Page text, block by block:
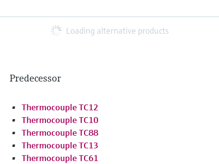
Loading alternative products
Predecessor
Thermocouple TC12
Thermocouple TC10
Thermocouple TC88
Thermocouple TC13
Thermocouple TC61